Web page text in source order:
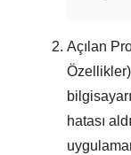
Açılan
Özellikler)
hatası